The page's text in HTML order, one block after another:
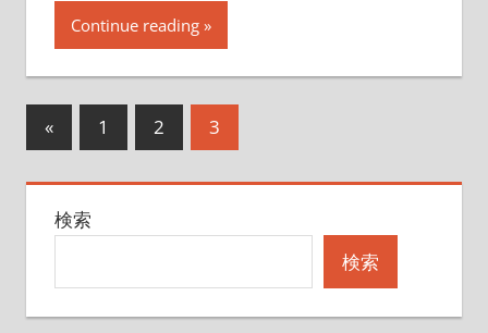
Continue reading
投
の
ー
«前
の
記
事
1 2 3
検索
検索